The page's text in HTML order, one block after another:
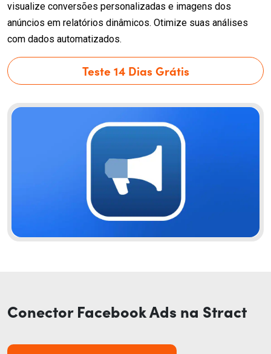
visualize conversões personalizadas e imagens dos
anúncios em relatórios dinâmicos. Otimize suas análises
com dados automatizados.
Teste 14 Dias Grátis
Conector Facebook Ads na Stract